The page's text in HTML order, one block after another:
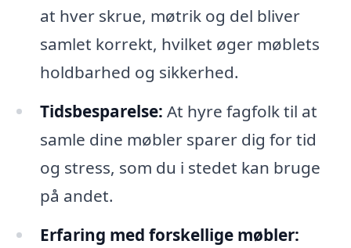
at hver skrue, møtrik og del bliver
samlet korrekt, hvilket øger møblets
holdbarhed og sikkerhed.
Tidsbesparelse: At hyre fagfolk til at
samle dine møbler sparer dig for tid
og stress, som du i stedet kan bruge
på andet.
Erfaring med forskellige møbler: